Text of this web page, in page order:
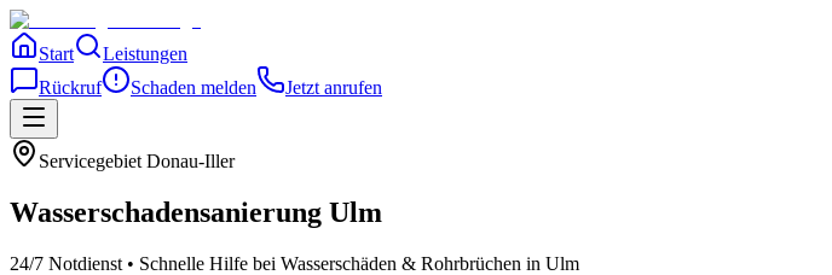
Start
Leistungen
Rückruf
Schaden melden Jetzt anrufen
Servicegebiet Donau-Iller
Wasserschadensanierung Ulm
24/7 Notdienst • Schnelle Hilfe bei Wasserschäden & Rohrbrüchen in Ulm